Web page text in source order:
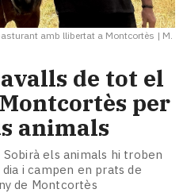
amb llibertat a Montcortès | M.
de tot el
per
animals
els animals hi troben
i campen en prats de
de Montcortès